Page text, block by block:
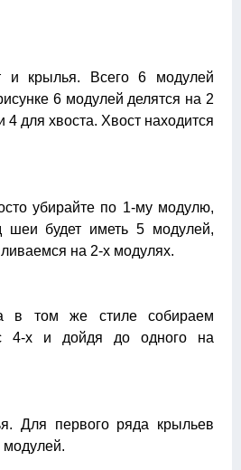
и крылья. Всего 6 модулей
6 модулей делятся на 2
4 для хвоста. Хвост находится
убирайте по 1-му модулю,
шеи будет иметь 5 модулей,
на 2-х модулях.
в том же стиле собираем
4-х и дойдя до одного на
Для первого ряда крыльев
модулей.